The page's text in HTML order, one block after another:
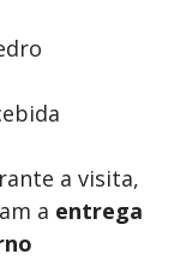
a visita,
a entrega